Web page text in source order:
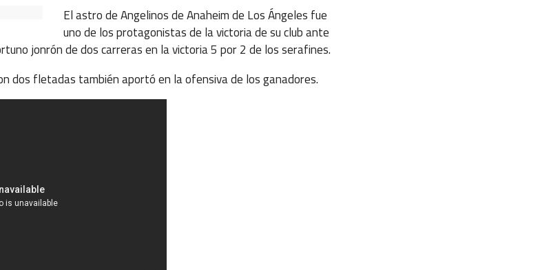
El astro de Angelinos de Anaheim de Los Ángeles fue
uno de los protagonistas de la victoria de su club ante
jonrón de dos carreras en la victoria 5 por 2 de los serafines.
dos fletadas también aportó en la ofensiva de los ganadores.